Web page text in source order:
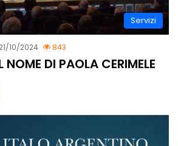
Servizi
21/10/2024 843
NOME DI PAOLA CERIMELE